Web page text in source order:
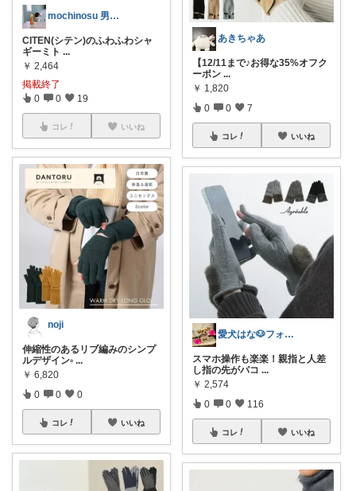
mochinosu 男の子ふたり育児
CITEN(シテン)のふわふわシャ
ギーミト ...
￥ 2,464
掲載終了
0 0 19
コレ いいね
noji
伸縮性のあるリブ編みのシンプ
ルデザイン▫️ ...
￥ 6,820
0 0 0
コレ いいね
あきちゃあ
【12/11まで♪お得な35%オフク
ーポン ...
￥ 1,820
0 0 7
コレ いいね
愛犬はな🐶フォロワー様経由
スマホ操作も楽楽！親指と人差
し指の先がパコ ...
￥ 2,574
0 0 116
コレ いいね